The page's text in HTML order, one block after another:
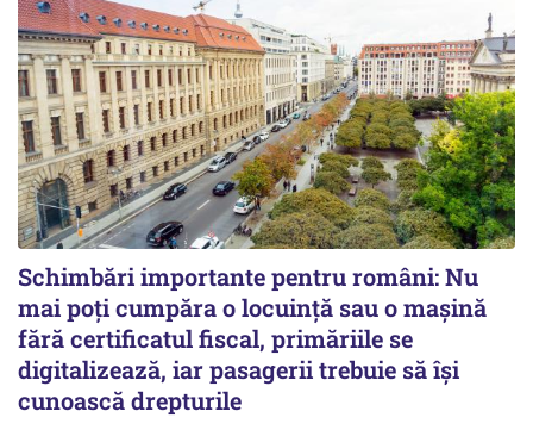
Schimbări importante pentru români: Nu
mai poți cumpăra o locuință sau o mașină
fără certificatul fiscal, primăriile se
digitalizează, iar pasagerii trebuie să își
cunoască drepturile